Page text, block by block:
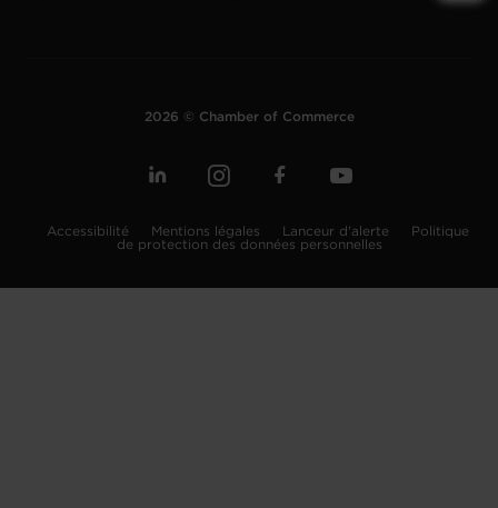
2026 © Chamber of Commerce
Accessibilité Mentions légales Lanceur d'alerte
Politique
de protection des données personnelles